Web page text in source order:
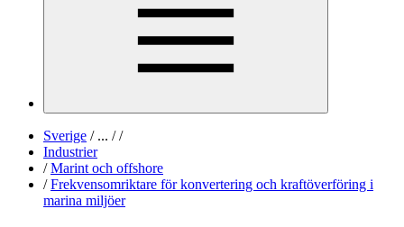
Sverige /... / /
Industrier
/ Marint och offshore
/ Frekvensomriktare för konvertering och kraftöverföring i
marina miljöer